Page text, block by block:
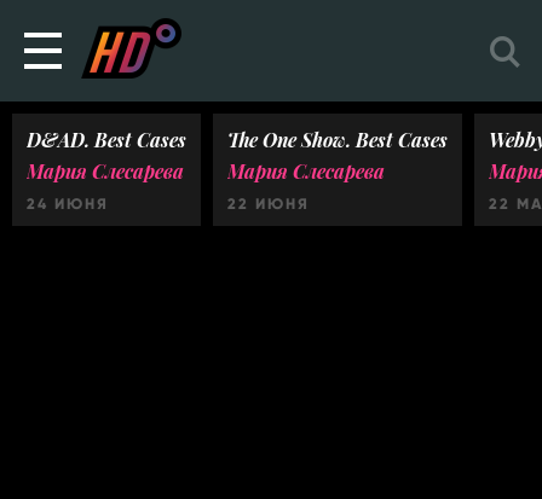
D&AD. Best Cases
Мария Слесарева
24 ИЮНЯ
The One Show. Best Cases
Мария Слесарева
22 ИЮНЯ 22